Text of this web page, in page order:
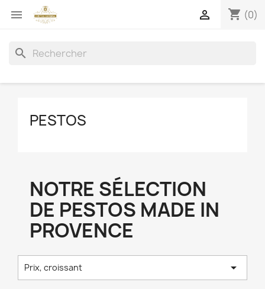
 shopping_cart (0)

search
PESTOS
NOTRE SÉLECTION
DE PESTOS MADE IN
PROVENCE
Prix, croissant 